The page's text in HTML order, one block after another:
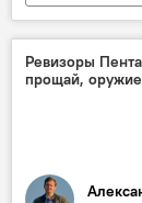
плен
Ревизоры
прощай,